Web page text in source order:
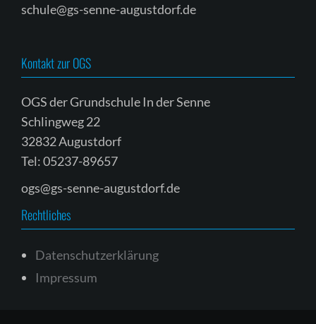
schule@gs-senne-augustdorf.de
Kontakt zur OGS
OGS der Grundschule In der Senne
Schlingweg 22
32832 Augustdorf
Tel: 05237-89657
ogs@gs-senne-augustdorf.de
Rechtliches
Datenschutzerklärung
Impressum